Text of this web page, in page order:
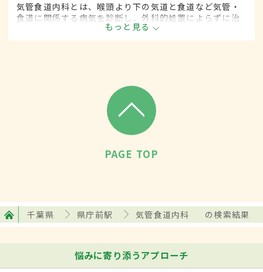
気管食道内科とは、喉頭より下の気道と食道など気管・
食道に関係する病気を診断し、外科的処置によらずに治
療する内科の一領域です。平成20年4月の制度改正前
は、気管食道科と呼ばれていました。
もっと見る
PAGE TOP
千葉県 県庁前駅 気管食道内科 の検索結果
悩みに寄り添うアプローチ